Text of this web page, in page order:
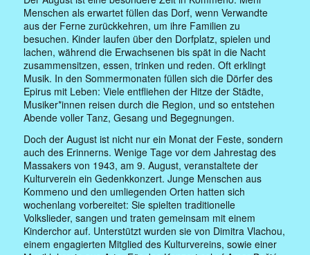
Menschen als erwartet füllen das Dorf, wenn Verwandte
aus der Ferne zurückkehren, um ihre Familien zu
besuchen. Kinder laufen über den Dorfplatz, spielen und
lachen, während die Erwachsenen bis spät in die Nacht
zusammensitzen, essen, trinken und reden.Oft erklingt
Musik. In den Sommermonaten füllen sich die Dörfer des
Epirus mit Leben: Viele entfliehen der Hitze der Städte,
Musiker*innen reisen durch die Region, und so entstehen
Abende voller Tanz, Gesang und Begegnungen.
Doch der August ist nicht nur ein Monat der Feste, sondern
auch des Erinnerns. Wenige Tage vor dem Jahrestag des
Massakers von 1943, am 9. August, veranstaltete der
Kulturverein ein Gedenkkonzert. Junge Menschen aus
Kommeno und den umliegenden Orten hatten sich
wochenlang vorbereitet: Sie spielten traditionelle
Volkslieder, sangen und traten gemeinsam mit einem
Kinderchor auf. Unterstützt wurden sie von Dimitra Vlachou,
einem engagierten Mitglied des Kulturvereins, sowie einer